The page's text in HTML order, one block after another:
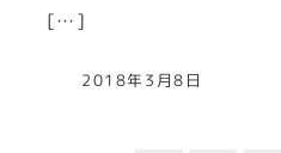
[…]
2018年3月8日